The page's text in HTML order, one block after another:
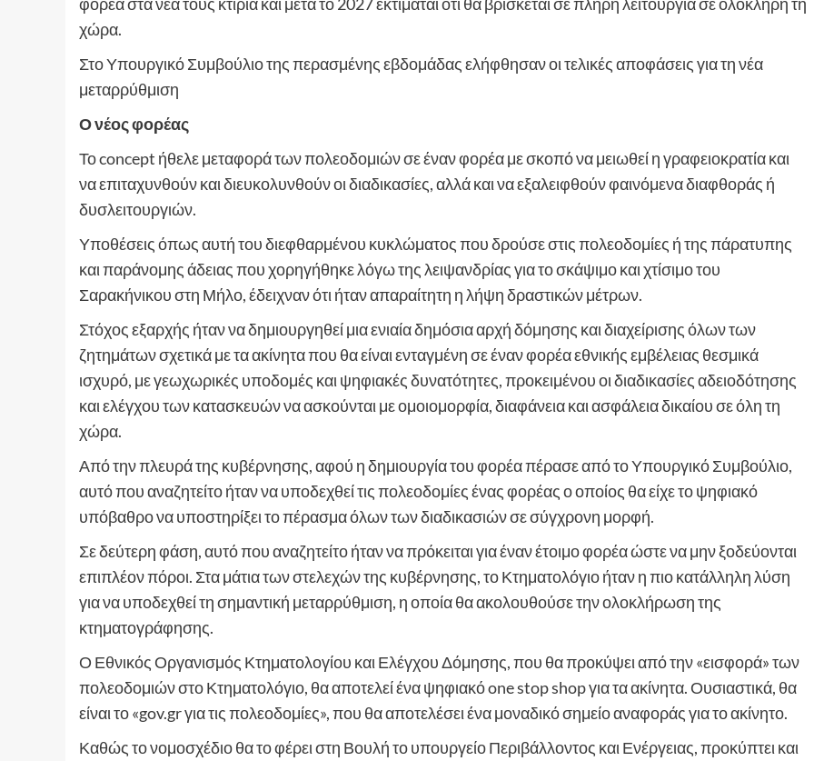
χώρα.
Στο Υπουργικό Συμβούλιο της περασμένης εβδομάδας ελήφθησαν οι τελικές αποφάσεις για τη νέα
μεταρρύθμιση
Ο νέος φορέας
Το concept ήθελε μεταφορά των πολεοδομιών σε έναν φορέα με σκοπό να μειωθεί η γραφειοκρατία και
να επιταχυνθούν και διευκολυνθούν οι διαδικασίες, αλλά και να εξαλειφθούν φαινόμενα διαφθοράς ή
δυσλειτουργιών.
Υποθέσεις όπως αυτή του διεφθαρμένου κυκλώματος που δρούσε στις πολεοδομίες ή της πάρατυπης
και παράνομης άδειας που χορηγήθηκε λόγω της λειψανδρίας για το σκάψιμο και χτίσιμο του
Σαρακήνικου στη Μήλο, έδειχναν ότι ήταν απαραίτητη η λήψη δραστικών μέτρων.
Στόχος εξαρχής ήταν να δημιουργηθεί μια ενιαία δημόσια αρχή δόμησης και διαχείρισης όλων των
ζητημάτων σχετικά με τα ακίνητα που θα είναι ενταγμένη σε έναν φορέα εθνικής εμβέλειας θεσμικά
ισχυρό, με γεωχωρικές υποδομές και ψηφιακές δυνατότητες, προκειμένου οι διαδικασίες αδειοδότησης
και ελέγχου των κατασκευών να ασκούνται με ομοιομορφία, διαφάνεια και ασφάλεια δικαίου σε όλη τη
χώρα.
Από την πλευρά της κυβέρνησης, αφού η δημιουργία του φορέα πέρασε από το Υπουργικό Συμβούλιο,
αυτό που αναζητείτο ήταν να υποδεχθεί τις πολεοδομίες ένας φορέας ο οποίος θα είχε το ψηφιακό
υπόβαθρο να υποστηρίξει το πέρασμα όλων των διαδικασιών σε σύγχρονη μορφή.
Σε δεύτερη φάση, αυτό που αναζητείτο ήταν να πρόκειται για έναν έτοιμο φορέα ώστε να μην ξοδεύονται
επιπλέον πόροι. Στα μάτια των στελεχών της κυβέρνησης, το Κτηματολόγιο ήταν η πιο κατάλληλη λύση
για να υποδεχθεί τη σημαντική μεταρρύθμιση, η οποία θα ακολουθούσε την ολοκλήρωση της
κτηματογράφησης.
Ο Εθνικός Οργανισμός Κτηματολογίου και Ελέγχου Δόμησης, που θα προκύψει από την «εισφορά» των
πολεοδομιών στο Κτηματολόγιο, θα αποτελεί ένα ψηφιακό one stop shop για τα ακίνητα. Ουσιαστικά, θα
είναι το «gov.gr για τις πολεοδομίες», που θα αποτελέσει ένα μοναδικό σημείο αναφοράς για το ακίνητο.
Καθώς το νομοσχέδιο θα το φέρει στη Βουλή το υπουργείο Περιβάλλοντος και Ενέργειας, προκύπτει και